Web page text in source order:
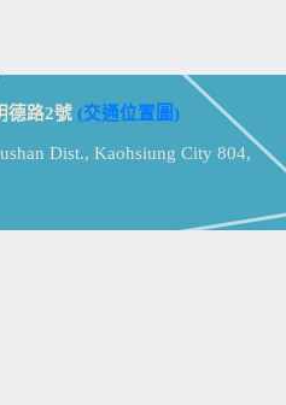
德路2號 (交通位置圖)
Dist., Kaohsiung City 804,